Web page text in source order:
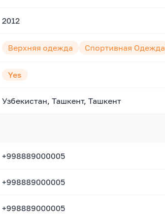
2012
Верхняя одежда Спортивная Одежда
Yes
Узбекистан, Ташкент, Ташкент
+998889000005
+998889000005
+998889000005